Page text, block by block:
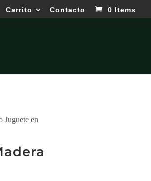
Carrito Contacto 0 Items
Juguete en